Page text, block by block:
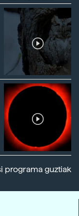
programa guztiak